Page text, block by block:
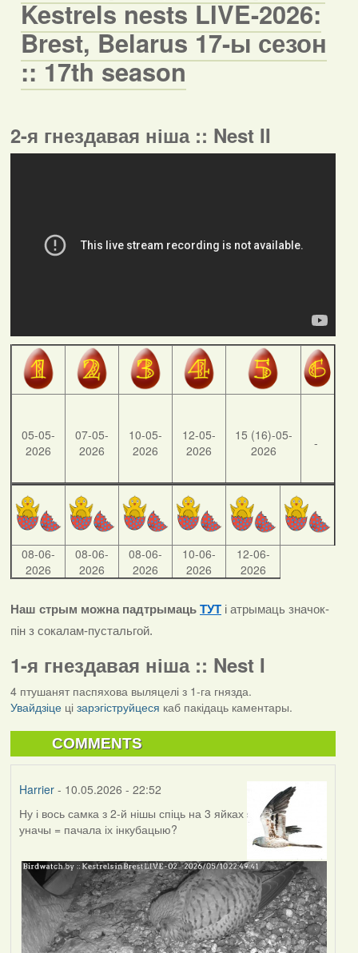
Kestrels nests LIVE-2026:
Brest, Belarus 17-ы сезон
:: 17th season
2-я гнездавая ніша :: Nest II
05-05-
2026
07-05-
2026
10-05-
2026
12-05-
2026
15 (16)-05-
2026
-
08-06-
2026
08-06-
2026
08-06-
2026
10-06-
2026
12-06-
2026
Наш стрым можна падтрымаць ТУТ і атрымаць значок-
пін з сокалам-пустальгой.
1-я гнездавая ніша :: Nest I
4 птушанят паспяхова выляцелі з 1-га гнязда.
Увайдзіцеці зарэгіструйцеся каб пакідаць каментары.
COMMENTS
Harrier- 10.05.2026 - 22:52
Ну і вось самка з 2-й нішы спіць на 3 яйках
уначы = пачала іх інкубацыю?